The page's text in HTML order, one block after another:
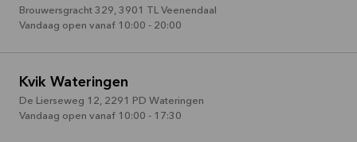
Brouwersgracht 329, 3901 TL Veenendaal
Vandaag open vanaf 10:00 - 20:00
Kvik Wateringen
De Lierseweg 12, 2291 PD Wateringen
Vandaag open vanaf 10:00 - 17:30